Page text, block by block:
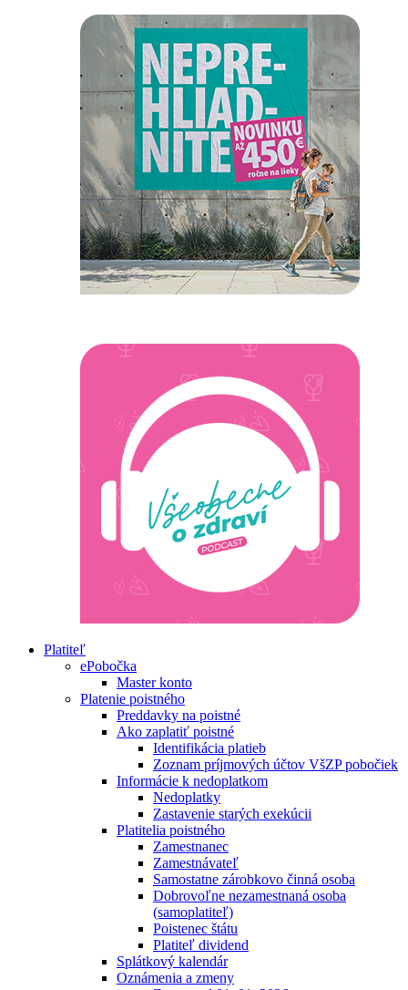
Platiteľ
ePobočka
Master konto
Platenie poistného
Preddavky na poistné
Ako zaplatiť poistné
Identifikácia platieb
Zoznam príjmových účtov VšZP pobočiek
Informácie k nedoplatkom
Nedoplatky
Zastavenie starých exekúcii
Platitelia poistného
Zamestnanec
Zamestnávateľ
Samostatne zárobkovo činná osoba
Dobrovoľne nezamestnaná osoba
(samoplatiteľ)
Poistenec štátu
Platiteľ dividend
Splátkový kalendár
Oznámenia a zmeny